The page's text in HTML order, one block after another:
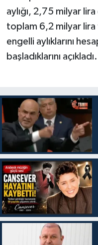
aylığı, 2,75 milyar
toplam 6,2 milyar lira
engelli aylıklarını
başladıklarını açıkladı.